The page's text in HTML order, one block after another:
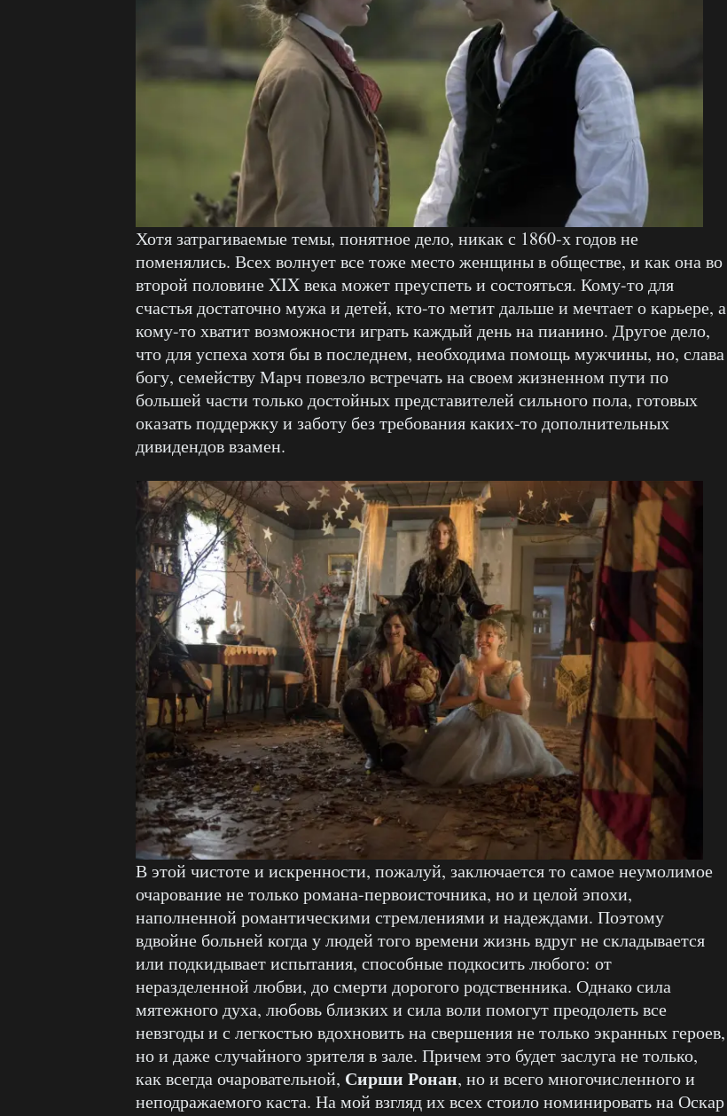
Хотя затрагиваемые темы, понятное дело, никак с 1860-х годов не
поменялись. Всех волнует все тоже место женщины в обществе, и как она во
второй половине XIX века может преуспеть и состояться. Кому-то для
счастья достаточно мужа и детей, кто-то метит дальше и мечтает о карьере, а
кому-то хватит возможности играть каждый день на пианино. Другое дело,
что для успеха хотя бы в последнем, необходима помощь мужчины, но, слава
богу, семейству Марч повезло встречать на своем жизненном пути по
большей части только достойных представителей сильного пола, готовых
оказать поддержку и заботу без требования каких-то дополнительных
дивидендов взамен.
В этой чистоте и искренности, пожалуй, заключается то самое неумолимое
очарование не только романа-первоисточника, но и целой эпохи,
наполненной романтическими стремлениями и надеждами. Поэтому
вдвойне больней когда у людей того времени жизнь вдруг не складывается
или подкидывает испытания, способные подкосить любого: от
неразделенной любви, до смерти дорогого родственника. Однако сила
мятежного духа, любовь близких и сила воли помогут преодолеть все
невзгоды и с легкостью вдохновить на свершения не только экранных героев,
но и даже случайного зрителя в зале. Причем это будет заслуга не только,
как всегда очаровательной, Сирши Ронан, но и всего многочисленного и
неподражаемого каста. На мой взгляд их всех стоило номинировать на Оскар